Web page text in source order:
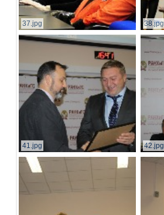
37.jpg 38.jpg
41.jpg 42.jpg